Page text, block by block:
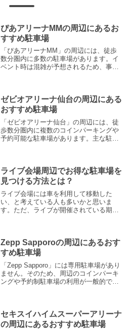
ぴあアリーナMMの周辺にあるお
すすめ駐車場
「ぴあアリーナMM」の周辺には、徒歩
数分圏内に多数の駐車場があります。イ
ベント時は混雑が予想されるため、事前
ズみなとみらい第5すぐ...
ゼビオアリーナ仙台の周辺にある
おすすめ駐車場
「ゼビオアリーナ仙台」の周辺には、徒
歩数分圏内に複数のコインパーキングや
予約可能な駐車場があります。主な駐車
制限備考・特徴タイムズ仙...
ライブ会場周辺でお得な駐車場を
見つける方法とは？
ライブ会場には車を利用して移動した
い、と考えている人も多いかと思いま
す。ただ、ライブが開催されている期間
時間が経ってしまう、ようやく...
Zepp Sapporoの周辺にあるおす
すめ駐車場
「Zepp Sapporo」には専用駐車場があり
ません。そのため、周辺のコインパーキ
ングや予約制駐車場の利用が一般的で
セキスイハイムスーパーアリーナ
の周辺にあるおすすめ駐車場